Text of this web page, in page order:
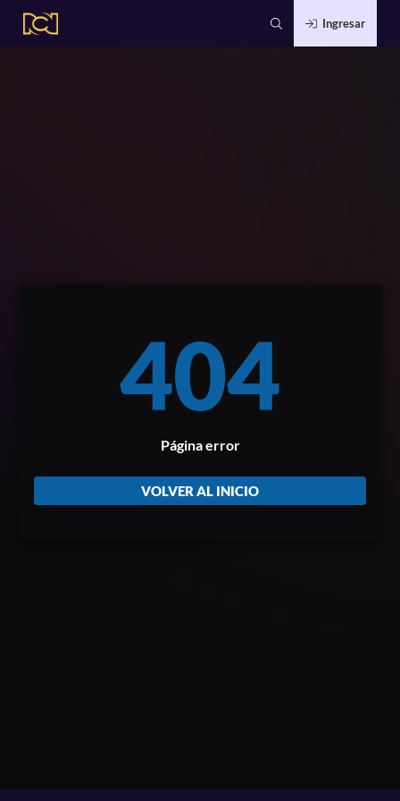
Ingresar
404
Página error
VOLVER AL INICIO